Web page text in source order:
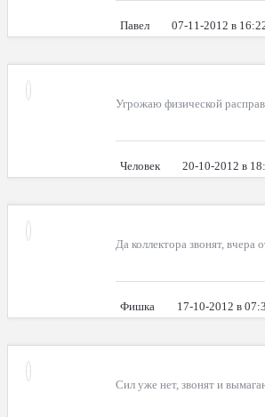
Павел 07-11-2012 в
Угрожаю физической
Человек 20-10-2012 в
Да коллектора звонят, вчера
Фишка 17-10-2012 в
Сил уже нет, звонят и